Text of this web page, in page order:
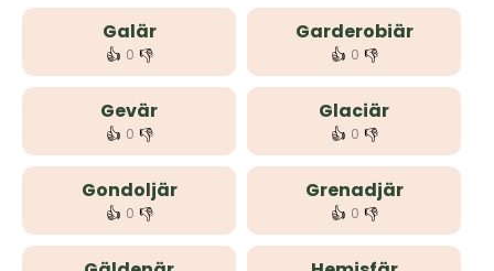
Galär
👍 0 👎
Garderobiär
👍 0 👎
Gevär
👍 0 👎
Glaciär
👍 0 👎
Gondoljär
👍 0 👎
Grenadjär
👍 0 👎